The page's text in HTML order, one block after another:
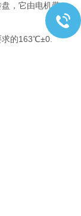
，它由电机带
求的163℃±0.